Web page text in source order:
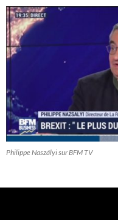
Philippe Naszályi sur BFM TV